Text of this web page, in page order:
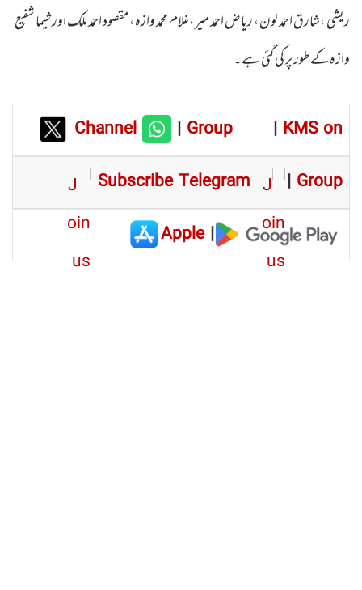
ریشی ،شارق احمد لون، ریاض احمد میر،غلام محمد وازہ، مقصود احمد ملک اور شیما شفیع
وازہ کے طور پر کی گئی ہے۔
Channel |Group | KMS on
Subscribe Telegram
| Group
|
Apple